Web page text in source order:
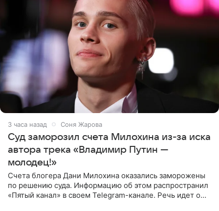
3 часа назад Соня Жарова
Суд заморозил счета Милохина из-за иска
автора трека «Владимир Путин —
молодец!»
Счета блогера Дани Милохина оказались заморожены
по решению суда. Информацию об этом распространил
«Пятый канал» в своем Telegram-канале. Речь идет о